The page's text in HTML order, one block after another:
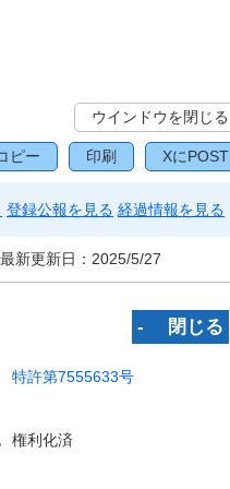
ウインドウを閉じる
ピー 印刷 XにPOST
登録公報を見る 経過情報を見る
新更新日： 2025/5/27
‐ 閉じる
特許第7555633号
権利化済